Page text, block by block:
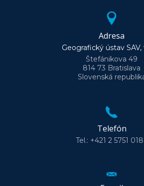
Adresa
Geografický ústav SAV,
Štefánikova 49
814 73 Bratislava
Slovenská
Telefón
Tel.: +421 2 5751